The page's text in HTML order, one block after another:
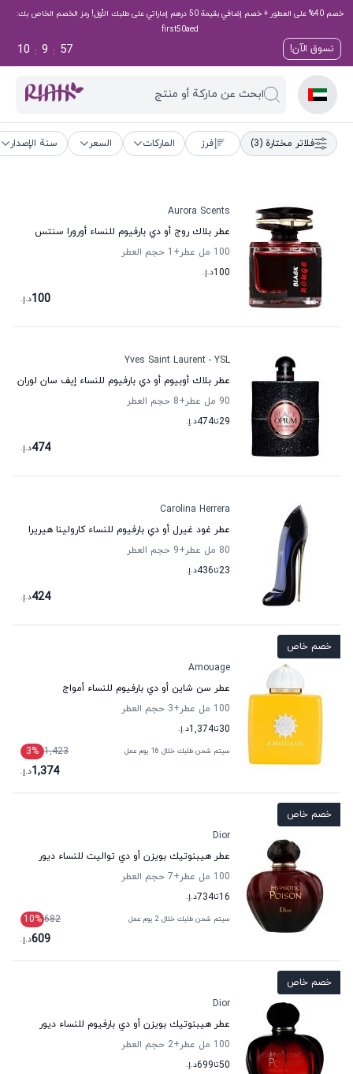
خصم 40% على العطور + خصم إضافي بقيمة 50 درهم إماراتي على طلبك الأول! رمز الخصم الخاص بك:
first50aed
تسوق الآن! 56
:
9
:
10
ابحث عن ماركة أو منتج
فلاتر مختارة (3) فرز الماركات السعر سنة الإصدار
Aurora Scents
عطر بلاك روج أو دي بارفيوم للنساء أورورا سنتس
100 مل عطر
+1
حجم العطر
100د.إ.
100د.إ.
Yves Saint Laurent - YSL
عطر بلاك أوبيوم أو دي بارفيوم للنساء إيف سان لوران
90 مل عطر
+8
حجم العطر
29تا474د.إ.
474د.إ.
Carolina Herrera
عطر غود غيرل أو دي بارفيوم للنساء كارولينا هيريرا
80 مل عطر
+9
حجم العطر
23تا436د.إ.
424د.إ.
خصم خاص
Amouage
عطر سن شاين أو دي بارفيوم للنساء أمواج
100 مل عطر
+3
حجم العطر
30تا1,374د.إ.
سيتم شحن طلبك خلال 16 يوم عمل 1,423
3%
1,374د.إ.
خصم خاص
Dior
عطر هيبنوتيك بويزن أو دي تواليت للنساء ديور
100 مل عطر
+7
حجم العطر
16تا734د.إ.
سيتم شحن طلبك خلال 2 يوم عمل 682
10%
609د.إ.
خصم خاص
Dior
عطر هيبنوتيك بويزن أو دي بارفيوم للنساء ديور
100 مل عطر
+2
حجم العطر
50تا699د.إ.